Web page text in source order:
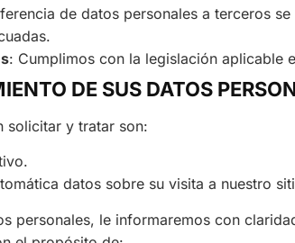
de datos personales a terceros
: Cumplimos con la legislación aplicable
DE SUS DATOS
solicitar y tratar son:
datos sobre su visita a nuestro
personales, le informaremos con